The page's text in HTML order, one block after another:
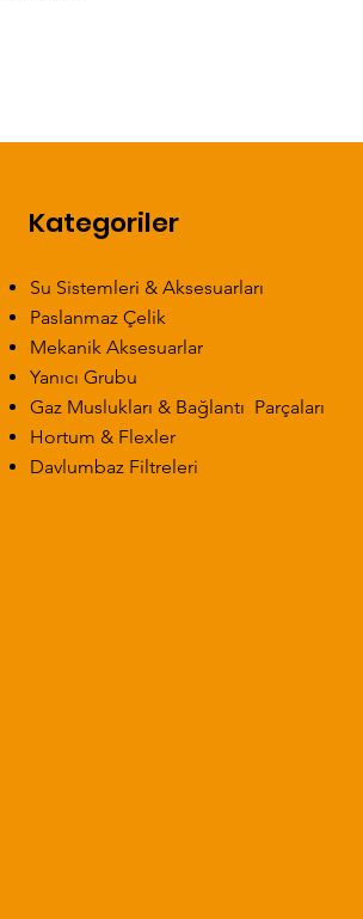
Tablalı Evye
Damlalıklı Tablalı Evye
Kategoriler
Su Sistemleri & Aksesuarları
Paslanmaz Çelik
Mekanik Aksesuarlar
Yanıcı Grubu
Gaz Muslukları & Bağlantı Parçaları
Hortum & Flexler
Davlumbaz Filtreleri